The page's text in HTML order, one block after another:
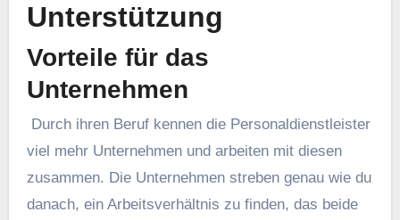
Unterstützung
Vorteile für das
Unternehmen
Durch ihren Beruf kennen die Personaldienstleister
viel mehr Unternehmen und arbeiten mit diesen
zusammen. Die Unternehmen streben genau wie du
danach, ein Arbeitsverhältnis zu finden, das beide